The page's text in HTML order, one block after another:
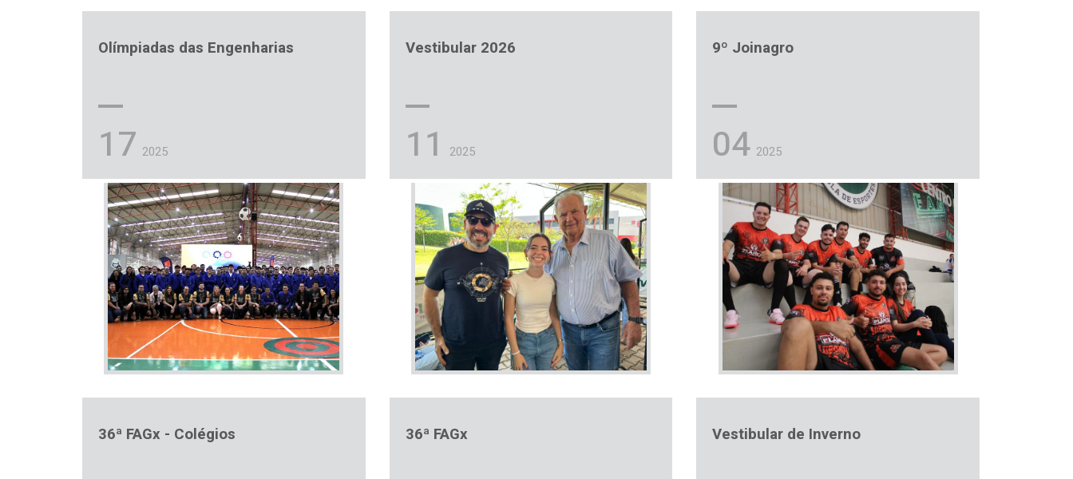
Olímpiadas das Engenharias
17 2025
Vestibular 2026
11 2025
9º Joinagro
04 2025
36ª FAGx - Colégios 36ª FAGx Vestibular de Inverno